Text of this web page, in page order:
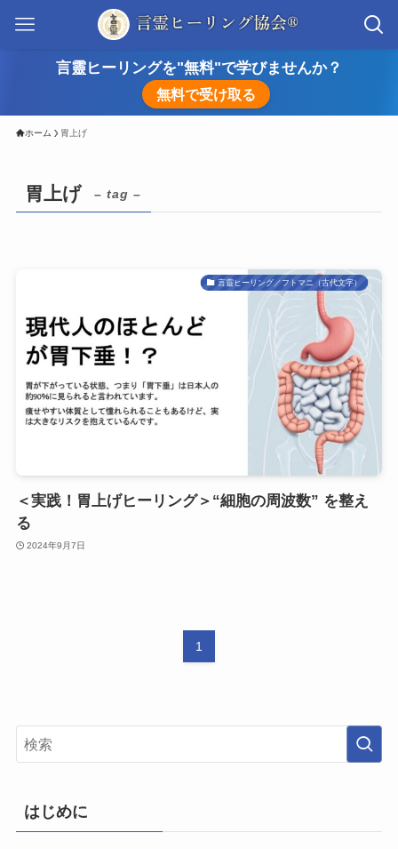
言靈ヒーリングを"無料"で学びませんか？
無料で受け取る
ホーム 胃上げ
胃上げ – tag –
言靈ヒーリング／フトマニ（古代文字）
＜実践！胃上げヒーリング＞​“細胞の周波数” を整え
る
2024年9月7日
1
はじめに